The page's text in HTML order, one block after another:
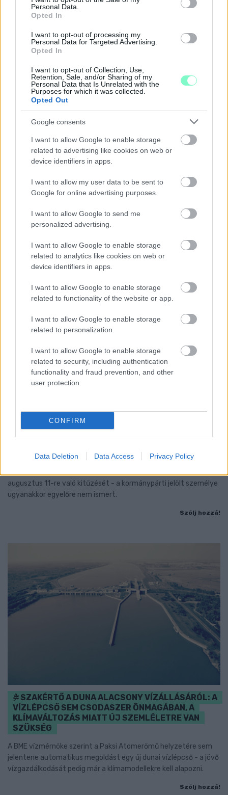
Personal Data.
Opted In
I want to opt-out of processing my
Personal Data for Targeted Advertising.
Opted In
I want to opt-out of Collection, Use,
Retention, Sale, and/or Sharing of my
Personal Data that Is Unrelated with the
Purposes for which it was collected.
Opted Out
Google consents
I want to allow Google to enable storage
related to advertising like cookies on web or
device identifiers in apps.
I want to allow my user data to be sent to
Google for online advertising purposes.
I want to allow Google to send me
personalized advertising.
I want to allow Google to enable storage
related to analytics like cookies on web or
device identifiers in apps.
I want to allow Google to enable storage
related to functionality of the website or app.
I want to allow Google to enable storage
related to personalization.
I want to allow Google to enable storage
related to security, including authentication
functionality and fraud prevention, and other
user protection.
CONFIRM
Data Deletion Data Access Privacy Policy
CZUNYINÉ HARCA A GMAIL ÉS AZ ÖNKÉNY ELLEN
- LETILTOTTA A GOOGLE A VÉDVONAL LEVELEZŐ
Nem vicc! A Fidesz maradéka tényleg egy ingyenes e-mail
szolgáltatást használt, hogy megvédje a Fidesz maradékát.
Szólj hozzá!
KÖZTÁRSASÁGI ELNÖKÉT
augusztus 11-re való kitűzését - a kormánypárti jelölt személye
ugyanakkor egyelőre nem ismert.
Szólj hozzá!
SZAKÉRTŐ A DUNA ALACSONY VÍZÁLLÁSÁRÓL: A
VÍZLÉPCSŐ SEM CSODASZER ÖNMAGÁBAN, A
KLÍMAVÁLTOZÁS MIATT ÚJ SZEMLÉLETRE VAN
SZÜKSÉG
A BME vízmérnöke szerint a Paksi Atomerőmű helyzetére sem
jelentene automatikus megoldást egy új dunai vízlépcső - a jövő
vízgazdálkodását pedig már a klímamodellekre kell alapozni.
Szólj hozzá!